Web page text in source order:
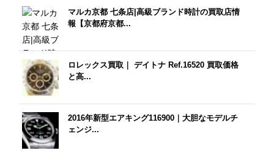
マルカ京都 七条店|高級ブランド時計の買取店情
報【京都府京都...
ロレックス買取｜ デイトナ Ref.16520 買取価格
と高...
2016年新型エアキング116900｜大胆なモデルチ
ェンジ...